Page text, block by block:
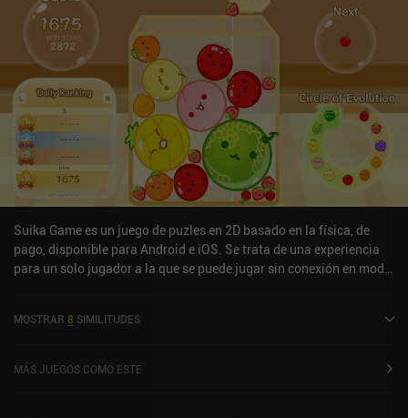
Suika Game es un juego de puzles en 2D basado en la física, de
pago, disponible para Android e iOS. Se trata de una experiencia
para un solo jugador a la que se puede jugar sin conexión en modo
tiene actualmente una puntuación de 3,8 sobre 5,0 en Google Play
MOSTRAR 8 SIMILITUDES
MÁS JUEGOS COMO ESTE